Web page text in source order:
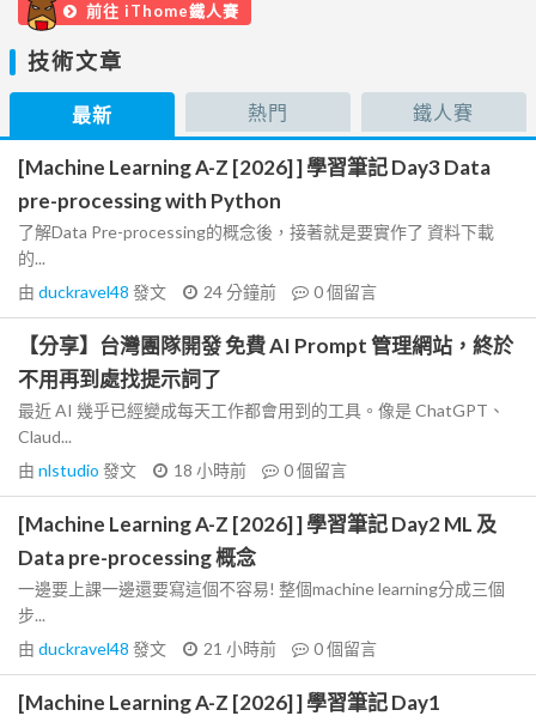
前往 iThome鐵人賽
技術文章
最新 熱門 鐵人賽
[Machine Learning A-Z [2026] ] 學習筆記 Day3 Data
pre-processing with Python
了解Data Pre-processing的概念後，接著就是要實作了 資料下載
的...
由 duckravel48 發文 24 分鐘前 0個留言
【分享】台灣團隊開發 免費 AI Prompt 管理網站，終於
不用再到處找提示詞了
最近 AI 幾乎已經變成每天工作都會用到的工具。像是 ChatGPT、
Claud...
由 nlstudio 發文 18 小時前 0個留言
[Machine Learning A-Z [2026] ] 學習筆記 Day2 ML 及
Data pre-processing 概念
一邊要上課一邊還要寫這個不容易! 整個machine learning分成三個
步...
由 duckravel48 發文 21 小時前 0個留言
[Machine Learning A-Z [2026] ] 學習筆記 Day1